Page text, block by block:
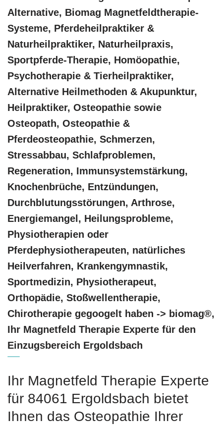
Alternative, Biomag Magnetfeldtherapie-
Systeme, Pferdeheilpraktiker &
Naturheilpraktiker, Naturheilpraxis,
Sportpferde-Therapie, ‎Homöopathie,
‎Psychotherapie & ‎Tierheilpraktiker,
Alternative Heilmethoden & Akupunktur,
Heilpraktiker, Osteopathie sowie
Osteopath, Osteopathie &
Pferdeosteopathie, Schmerzen,
Stressabbau, Schlafproblemen,
Regeneration, Immunsystemstärkung,
Knochenbrüche, Entzündungen,
Durchblutungsstörungen, Arthrose,
Energiemangel, Heilungsprobleme,
Physiotherapien oder
Pferdephysiotherapeuten, natürliches
Heilverfahren, Krankengymnastik,
Sportmedizin, Physiotherapeut,
Orthopädie, Stoßwellentherapie,
Chirotherapie gegoogelt haben -> biomag®,
Ihr Magnetfeld Therapie Experte für den
Einzugsbereich Ergoldsbach
Ihr Magnetfeld Therapie Experte
für 84061 Ergoldsbach bietet
Ihnen das Osteopathie Ihrer